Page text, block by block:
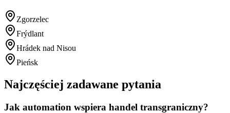
Zgorzelec
Frýdlant
Hrádek nad Nisou
Pieńsk
Najczęściej zadawane pytania
Jak automation wspiera handel transgraniczny?